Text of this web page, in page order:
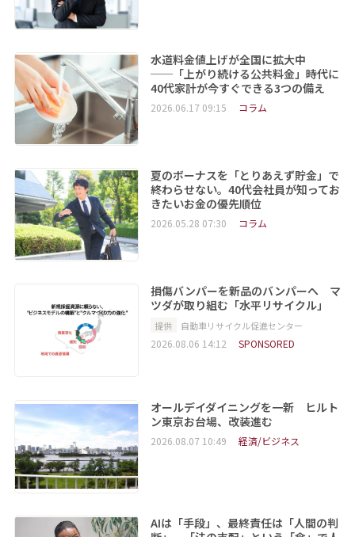
水道料金値上げが全国に拡大中
──「上がり続ける公共料金」時代に
40代家計が今すぐできる3つの備え
2026.06.17 09:15 コラム
夏のボーナスを「とりあえず貯金」で
終わらせない。40代会社員が知ってお
きたいお金の優先順位
2026.05.28 07:30 コラム
損傷バンパーを新品のバンパーへ マ
ツダが取り組む「水平リサイクル」
提供 自動車リサイクル促進センター
2026.08.06 14:12 SPONSORED
オールデイダイニングを一新 ヒルト
ン東京お台場、改装進む
2026.08.07 10:49 経済/ビジネス
AIは「手段」、最終責任は「人間の判